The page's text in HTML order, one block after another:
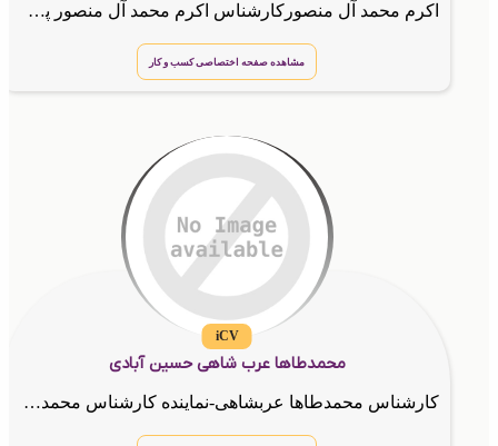
اکرم محمد آل منصورکارشناس اکرم محمد آل منصور پشتیبان اکرم محمد آل منصورکارشناس هلدینگ اکرم محمد آل منصور
مشاهده صفحه اختصاصی کسب و کار
iCV
محمدطاها عرب شاهی حسین آبادی
کارشناس محمدطاها عربشاهی-نماینده کارشناس محمدطاها عربشاهی-فروش کارت ویزیت الکترونیکی کارشناس محمدطاها عربشاهی-طراح کد ussd کارشناس محمدطاها عربشاهی-طراح سایت کارشناس محمدطاها عربشاهی